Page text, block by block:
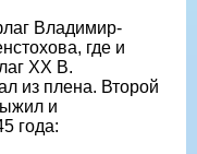
Владимир-
где и
XX B.
из плена. Второй
и
года: